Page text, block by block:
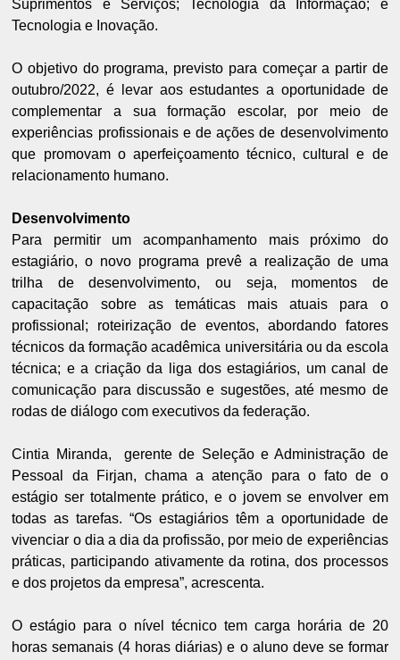
Suprimentos e Serviços; Tecnologia da Informação; e
Tecnologia e Inovação.
O objetivo do programa, previsto para começar a partir de
outubro/2022, é levar aos estudantes a oportunidade de
complementar a sua formação escolar, por meio de
experiências profissionais e de ações de desenvolvimento
que promovam o aperfeiçoamento técnico, cultural e de
relacionamento humano.
Desenvolvimento
Para permitir um acompanhamento mais próximo do
estagiário, o novo programa prevê a realização de uma
trilha de desenvolvimento, ou seja, momentos de
capacitação sobre as temáticas mais atuais para o
profissional; roteirização de eventos, abordando fatores
técnicos da formação acadêmica universitária ou da escola
técnica; e a criação da liga dos estagiários, um canal de
comunicação para discussão e sugestões, até mesmo de
rodas de diálogo com executivos da federação.
Cintia Miranda,
gerente de Seleção e Administração de
Pessoal da Firjan, chama a atenção para o fato de o
estágio ser totalmente prático, e o jovem se envolver em
todas as tarefas. “Os estagiários têm a oportunidade de
vivenciar o dia a dia da profissão, por meio de experiências
práticas, participando ativamente da rotina, dos processos
e dos projetos da empresa”, acrescenta.
O estágio para o nível técnico tem carga horária de 20
horas semanais (4 horas diárias) e o aluno deve se formar